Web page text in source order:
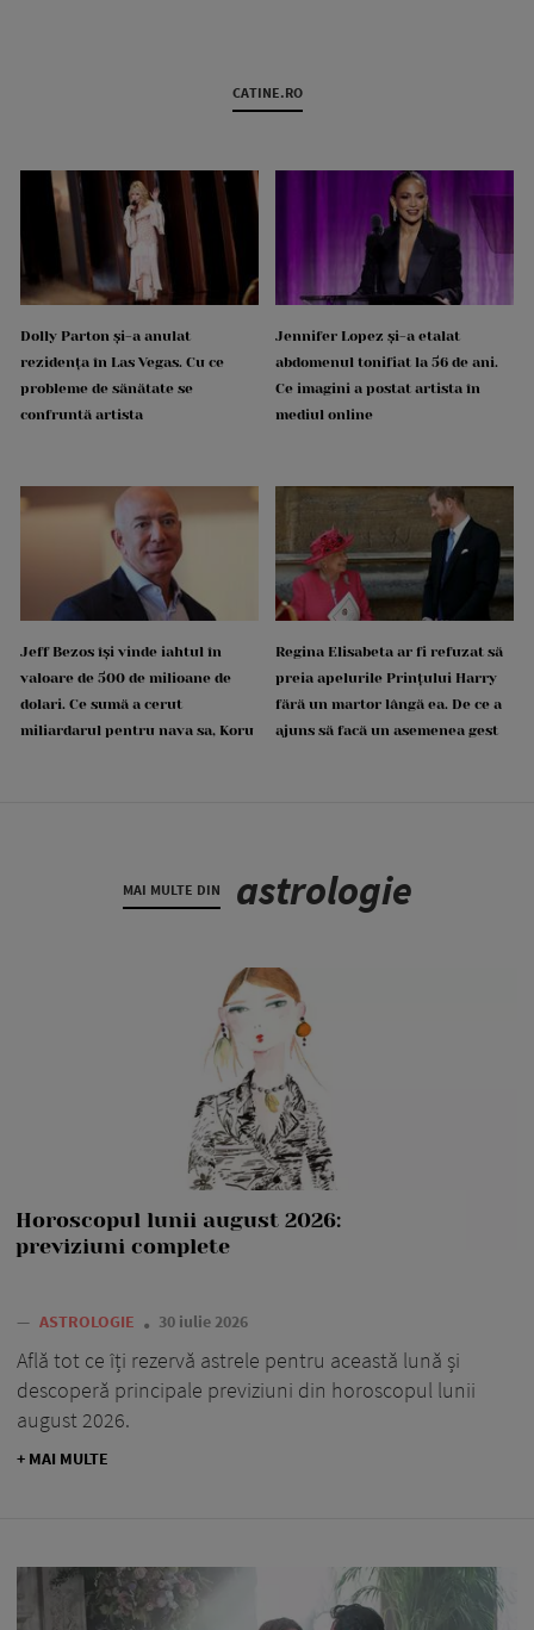
CATINE.RO
Dolly Parton și-a anulat
rezidența în Las Vegas. Cu ce
probleme de sănătate se
confruntă artista
Jennifer Lopez și-a etalat
abdomenul tonifiat la 56 de ani.
Ce imagini a postat artista în
mediul online
Jeff Bezos își vinde iahtul în
valoare de 500 de milioane de
dolari. Ce sumă a cerut
miliardarul pentru nava sa, Koru
Regina Elisabeta ar fi refuzat să
preia apelurile Prințului Harry
fără un martor lângă ea. De ce a
ajuns să facă un asemenea gest
MAI MULTE DIN astrologie
Horoscopul lunii august 2026:
previziuni complete
— ASTROLOGIE 30 iulie 2026
Află tot ce îți rezervă astrele pentru această lună și
descoperă principale previziuni din horoscopul lunii
august 2026.
+ MAI MULTE